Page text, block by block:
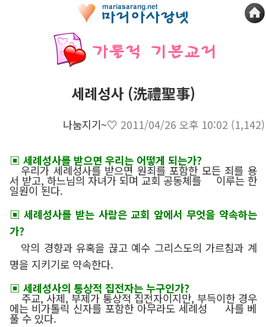
세례성사 (洗禮聖事)
나눔지기~♡ 2011/04/26 오후 10:02 (1,142)
▣ 세례성사를 받으면 우리는 어떻게 되는가?
우리가 세례성사를 받으면 원죄를 포함한 모든 죄를 용
서 받고, 하느님의 자녀가 되며 교회 공동체를 이루는 한
일원이 된다.
▣ 세례성사를 받는 사람은 교회 앞에서 무엇을 약속하는
가?
악의 경향과 유혹을 끊고 예수 그리스도의 가르침과 계
명을 지키기로 약속한다.
▣ 세례성사의 통상적 집전자는 누구인가?
주교, 사제, 부제가 통상적 집전자이지만, 부득이한 경우
에는 비가톨릭 신자를 포함한 아무라도 세례성 사를 베
풀 수 있다.